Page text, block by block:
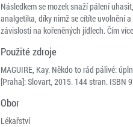
Následkem se mozek snaží pálení
analgetika, díky nimž se cítíte uvolnění
závislosti na kořeněných jídlech. Čím
Použité zdroje
MAGUIRE, Kay. Někdo to rád pálivé:
[Praha]: Slovart, 2015. 144 stran. ISBN
Obor
Lékařství